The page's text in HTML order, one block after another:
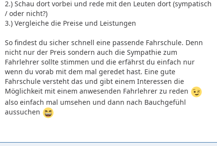
2.) Schau dort vorbei und rede mit den Leuten dort (sympatisch
/ oder nicht?)
3.) Vergleiche die Preise und Leistungen
So findest du sicher schnell eine passende Fahrschule. Denn
nicht nur der Preis sondern auch die Sympathie zum
Fahrlehrer sollte stimmen und die erfährst du einfach nur
wenn du vorab mit dem mal geredet hast. Eine gute
Fahrschule versteht das und gibt einem Interessen die
Möglichkeit mit einem anwesenden Fahrlehrer zu reden
also einfach mal umsehen und dann nach Bauchgefühl
aussuchen